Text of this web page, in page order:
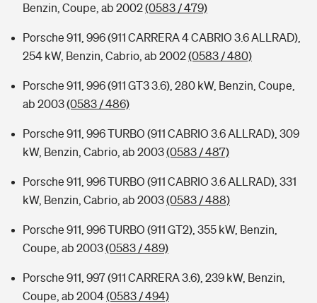
Benzin, Coupe, ab 2002(0583 / 479)
Porsche 911, 996 (911 CARRERA 4 CABRIO 3.6 ALLRAD),
254 kW, Benzin, Cabrio, ab 2002(0583 / 480)
Porsche 911, 996 (911 GT3 3.6), 280 kW, Benzin, Coupe,
ab 2003(0583 / 486)
Porsche 911, 996 TURBO (911 CABRIO 3.6 ALLRAD), 309
kW, Benzin, Cabrio, ab 2003(0583 / 487)
Porsche 911, 996 TURBO (911 CABRIO 3.6 ALLRAD), 331
kW, Benzin, Cabrio, ab 2003(0583 / 488)
Porsche 911, 996 TURBO (911 GT2), 355 kW, Benzin,
Coupe, ab 2003(0583 / 489)
Porsche 911, 997 (911 CARRERA 3.6), 239 kW, Benzin,
Coupe, ab 2004(0583 / 494)